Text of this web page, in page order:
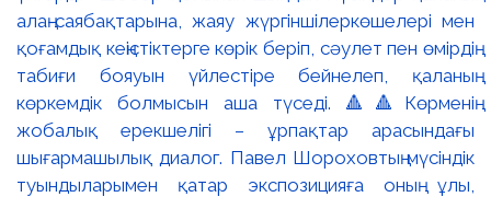
алаң-саябақтарына, жаяу жүргіншілеркөшелері мен
қоғамдық кеңістіктерге көрік беріп, сәулет пен өмірдің
табиғи бояуын үйлестіре бейнелеп, қаланың
көркемдік болмысын аша түседі. 🔺🔺Көрменің
жобалық ерекшелігі – ұрпақтар арасындағы
шығармашылық диалог. Павел Шороховтың мүсіндік
туындыларымен қатар экспозицияға оның ұлы,